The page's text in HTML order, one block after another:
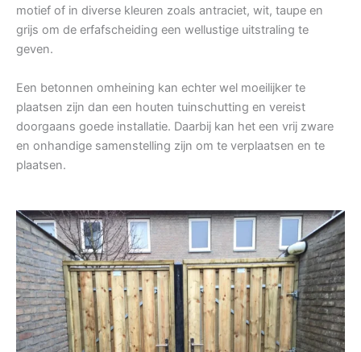
motief of in diverse kleuren zoals antraciet, wit, taupe en
grijs om de erfafscheiding een wellustige uitstraling te
geven.
Een betonnen omheining kan echter wel moeilijker te
plaatsen zijn dan een houten tuinschutting en vereist
doorgaans goede installatie. Daarbij kan het een vrij zware
en onhandige samenstelling zijn om te verplaatsen en te
plaatsen.